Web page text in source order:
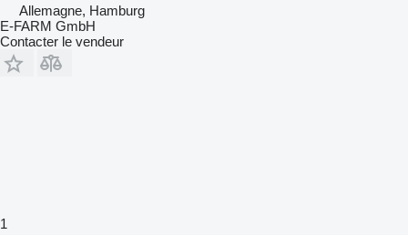
Allemagne, Hamburg
E-FARM GmbH
Contacter le vendeur
1